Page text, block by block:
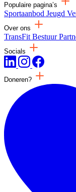
Populaire pagina’s
Sportaanbod Jeugd
Over ons
TransFit Bestuur
Socials
Doneren?